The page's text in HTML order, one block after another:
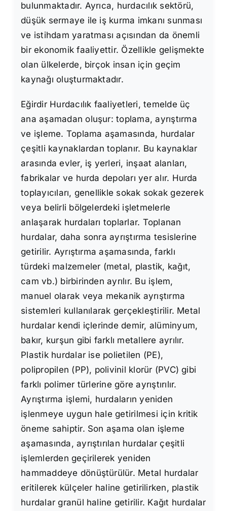
bulunmaktadır. Ayrıca, hurdacılık sektörü,
düşük sermaye ile iş kurma imkanı sunması
ve istihdam yaratması açısından da önemli
bir ekonomik faaliyettir. Özellikle gelişmekte
olan ülkelerde, birçok insan için geçim
kaynağı oluşturmaktadır.
Eğirdir Hurdacılık faaliyetleri, temelde üç
ana aşamadan oluşur: toplama, ayrıştırma
ve işleme. Toplama aşamasında, hurdalar
çeşitli kaynaklardan toplanır. Bu kaynaklar
arasında evler, iş yerleri, inşaat alanları,
fabrikalar ve hurda depoları yer alır. Hurda
toplayıcıları, genellikle sokak sokak gezerek
veya belirli bölgelerdeki işletmelerle
anlaşarak hurdaları toplarlar. Toplanan
hurdalar, daha sonra ayrıştırma tesislerine
getirilir. Ayrıştırma aşamasında, farklı
türdeki malzemeler (metal, plastik, kağıt,
cam vb.) birbirinden ayrılır. Bu işlem,
manuel olarak veya mekanik ayrıştırma
sistemleri kullanılarak gerçekleştirilir. Metal
hurdalar kendi içlerinde demir, alüminyum,
bakır, kurşun gibi farklı metallere ayrılır.
Plastik hurdalar ise polietilen (PE),
polipropilen (PP), polivinil klorür (PVC) gibi
farklı polimer türlerine göre ayrıştırılır.
Ayrıştırma işlemi, hurdaların yeniden
işlenmeye uygun hale getirilmesi için kritik
öneme sahiptir. Son aşama olan işleme
aşamasında, ayrıştırılan hurdalar çeşitli
işlemlerden geçirilerek yeniden
hammaddeye dönüştürülür. Metal hurdalar
eritilerek külçeler haline getirilirken, plastik
hurdalar granül haline getirilir. Kağıt hurdalar